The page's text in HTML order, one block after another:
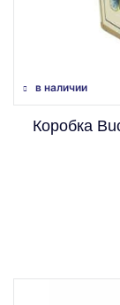
в наличии
Коробка